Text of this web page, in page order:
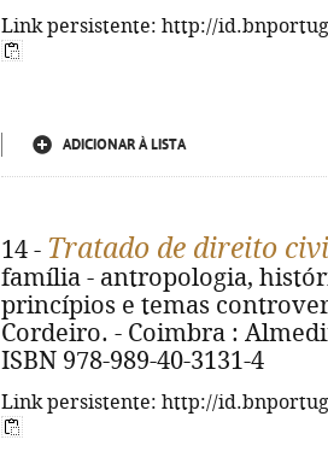
Link persistente: http://
ADICIONAR À LISTA
14 - Tratado de direito
família - antropologia,
princípios e temas
Cordeiro. - Coimbra :
ISBN 978-989-40-3131-4
Link persistente: http://